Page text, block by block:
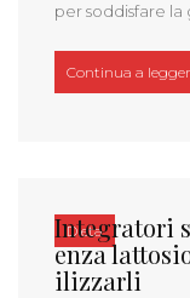
per soddisfare la
Continua a
Dieta
Integratori
enza
ilizzarli